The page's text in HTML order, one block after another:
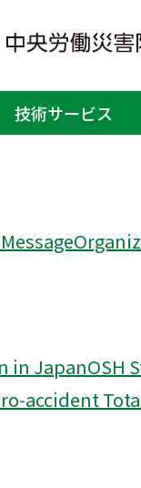
技術サービス
Safety and
in JapanOSH
accident